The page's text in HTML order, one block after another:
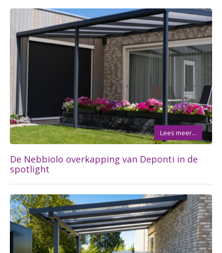
De Nebbiolo overkapping van Deponti in de
spotlight
Lees meer...